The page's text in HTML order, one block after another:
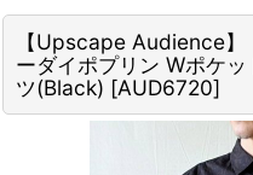
【Upscape Audience
ーダイポプリン Wポケ
ツ(Black) [AUD6720]